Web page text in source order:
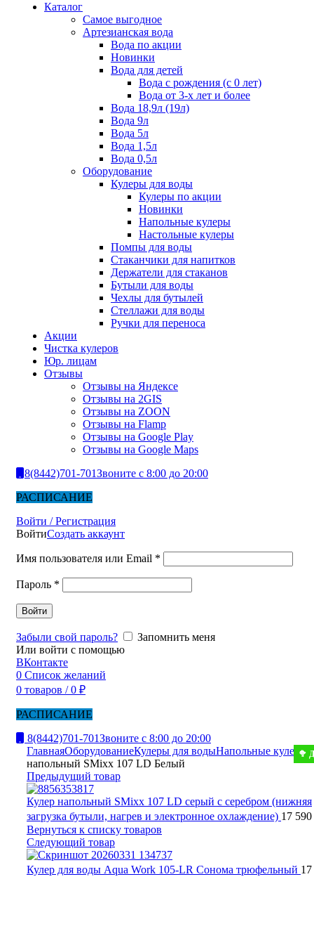
Каталог
Самое выгодное
Артезианская вода
Вода по акции
Новинки
Вода для детей
Вода с рождения (с 0 лет)
Вода от 3-х лет и более
Вода 18,9л (19л)
Вода 9л
Вода 5л
Вода 1,5л
Вода 0,5л
Оборудование
Кулеры для воды
Кулеры по акции
Новинки
Напольные кулеры
Настольные кулеры
Помпы для воды
Стаканчики для напитков
Держатели для стаканов
Бутыли для воды
Чехлы для бутылей
Стеллажи для воды
Ручки для переноса
Акции
Чистка кулеров
Юр. лицам
Отзывы
Отзывы на Яндексе
Отзывы на 2GIS
Отзывы на ZOON
Отзывы на Flamp
Отзывы на Google Play
Отзывы на Google Maps
8(8442)701-701Звоните с 8:00 до 20:00
РАСПИСАНИЕ
Войти / Регистрация
ВойтиСоздать аккаунт
Имя пользователя или Email *
Пароль *
Войти
Забыли свой пароль?
Запомнить меня
Или войти с помощью
ВКонтакте
0 Список желаний
0 товаров / 0 ₽
РАСПИСАНИЕ
8(8442)701-701Звоните с 8:00 до 20:00
ГлавнаяОборудованиеКулеры для водыНапольные кулеры
напольный SMixx 107 LD Белый
Предыдущий товар
Кулер напольный SMixx 107 LD серый с серебром (нижняя
загрузка бутыли, нагрев и электронное охлаждение) 17 590
Вернуться к списку товаров
Следующий товар
Кулер для воды Aqua Work 105-LR Сонома трюфельный
🥦